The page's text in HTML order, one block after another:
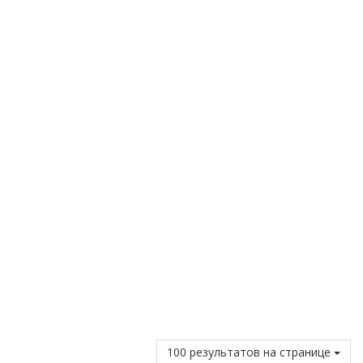
100 результатов на странице